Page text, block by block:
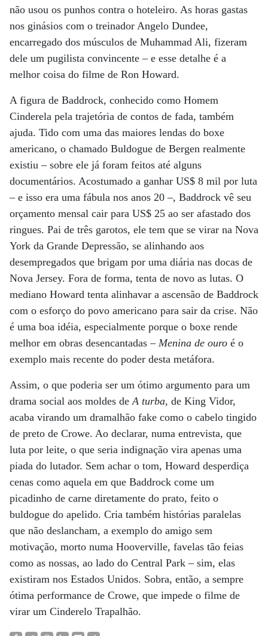
não usou os punhos contra o hoteleiro. As horas gastas
nos ginásios com o treinador Angelo Dundee,
encarregado dos músculos de Muhammad Ali, fizeram
dele um pugilista convincente – e esse detalhe é a
melhor coisa do filme de Ron Howard.
A figura de Baddrock, conhecido como Homem
Cinderela pela trajetória de contos de fada, também
ajuda. Tido com uma das maiores lendas do boxe
americano, o chamado Buldogue de Bergen realmente
existiu – sobre ele já foram feitos até alguns
documentários. Acostumado a ganhar US$ 8 mil por luta
– e isso era uma fábula nos anos 20 –, Baddrock vê seu
orçamento mensal cair para US$ 25 ao ser afastado dos
ringues. Pai de três garotos, ele tem que se virar na Nova
York da Grande Depressão, se alinhando aos
desempregados que brigam por uma diária nas docas de
Nova Jersey. Fora de forma, tenta de novo as lutas. O
mediano Howard tenta alinhavar a ascensão de Baddrock
com o esforço do povo americano para sair da crise. Não
é uma boa idéia, especialmente porque o boxe rende
melhor em obras desencantadas – Menina de ouro é o
exemplo mais recente do poder desta metáfora.
Assim, o que poderia ser um ótimo argumento para um
drama social aos moldes deA turba, de King Vidor,
acaba virando um dramalhão fake como o cabelo tingido
de preto de Crowe. Ao declarar, numa entrevista, que
luta por leite, o que seria indignação vira apenas uma
piada do lutador. Sem achar o tom, Howard desperdiça
cenas como aquela em que Baddrock come um
picadinho de carne diretamente do prato, feito o
buldogue do apelido. Cria também histórias paralelas
que não deslancham, a exemplo do amigo sem
motivação, morto numa Hooverville, favelas tão feias
como as nossas, ao lado do Central Park – sim, elas
existiram nos Estados Unidos. Sobra, então, a sempre
ótima performance de Crowe, que impede o filme de
virar um Cinderelo Trapalhão.